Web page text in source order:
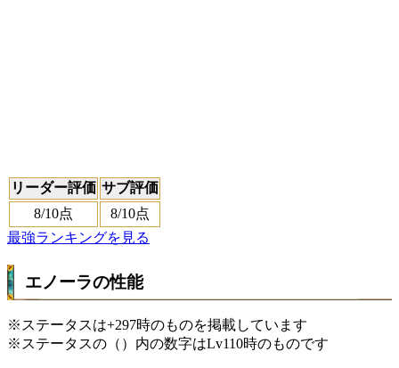
リーダー評価 サブ評価
8/10点 8/10点
最強ランキングを見る
エノーラの性能
※ステータスは+297時のものを掲載しています
※ステータスの（）内の数字はLv110時のものです